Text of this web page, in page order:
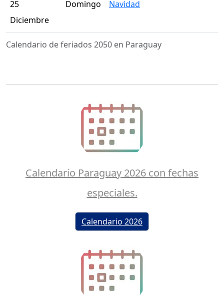
Calendario de feriados 2050 en Paraguay
25
Diciembre
Domingo Navidad
Calendario Paraguay 2026 con fechas
especiales.
Calendario 2026